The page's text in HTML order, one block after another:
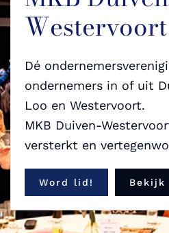
Westervoort
Dé
ondernemers in of uit
Loo en Westervoort.
MKB Duiven-
versterkt en
Word lid!